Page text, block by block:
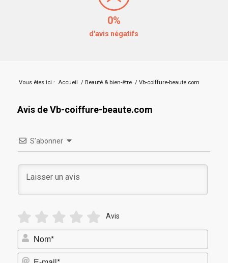
0%
d'avis négatifs
Vous êtes ici : Accueil / Beauté & bien-être / Vb-coiffure-beaute.com
Avis de Vb-coiffure-beaute.com
S’abonner
Avis
Nom*
E-